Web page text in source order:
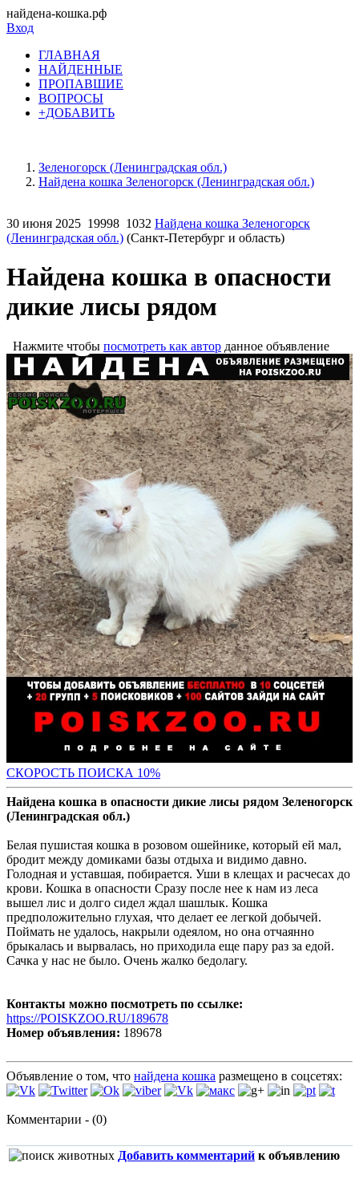
найдена-кошка.рф
Вход
ГЛАВНАЯ
НАЙДЕННЫЕ
ПРОПАВШИЕ
ВОПРОСЫ
+ДОБАВИТЬ
Зеленогорск (Ленинградская обл.)
Найдена кошка Зеленогорск (Ленинградская обл.)
30 июня 2025 19998 1032 Найдена кошка Зеленогорск
(Ленинградская обл.) (Санкт-Петербург и область)
Найдена кошка в опасности
дикие лисы рядом
Нажмите чтобы посмотреть как автор данное объявление
СКОРОСТЬ ПОИСКА 10%
Найдена кошка в опасности дикие лисы рядом Зеленогорск
(Ленинградская обл.)
Белая пушистая кошка в розовом ошейнике, который ей мал,
бродит между домиками базы отдыха и видимо давно.
Голодная и уставшая, побирается. Уши в клещах и расчесах до
крови. Кошка в опасности Сразу после нее к нам из леса
вышел лис и долго сидел ждал шашлык. Кошка
предположительно глухая, что делает ее легкой добычей.
Поймать не удалось, накрыли одеялом, но она отчаянно
брыкалась и вырвалась, но приходила еще пару раз за едой.
Сачка у нас не было. Очень жалко бедолагу.
Контакты можно посмотреть по ссылке:
https://POISKZOO.RU/189678
Номер объявления: 189678
Объявление о том, что найдена кошка размещено в соцсетях:
Комментарии - (0)
Добавить комментарий к объявлению